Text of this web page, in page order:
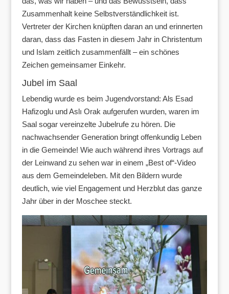
Zusammenhalt keine Selbstverständlichkeit ist.
Vertreter der Kirchen knüpften daran an und erinnerten
daran, dass das Fasten in diesem Jahr in Christentum
und Islam zeitlich zusammenfällt – ein schönes
Zeichen gemeinsamer Einkehr.
Jubel im Saal
Lebendig wurde es beim Jugendvorstand: Als Esad
Hafizoglu und Aslı Orak aufgerufen wurden, waren im
Saal sogar vereinzelte Jubelrufe zu hören. Die
nachwachsender Generation bringt offenkundig Leben
in die Gemeinde! Wie auch während ihres Vortrags auf
der Leinwand zu sehen war in einem „Best of“-Video
aus dem Gemeindeleben. Mit den Bildern wurde
deutlich, wie viel Engagement und Herzblut das ganze
Jahr über in der Moschee steckt.